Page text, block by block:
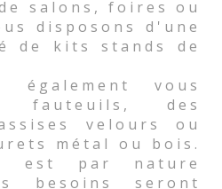
salons, foires ou
disposons d'une
de kits stands de
également vous
fauteuils, des
velours ou
métal ou bois.
est par nature
besoins seront